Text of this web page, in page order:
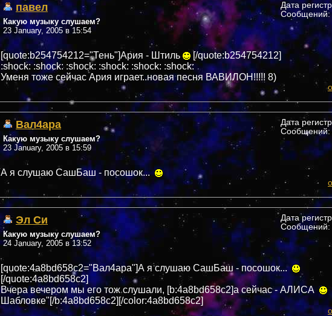
павел
Какую музыку слушаем?
23 January, 2005 в 15:54
Дата
Сообщений:
[quote:b254754212="Тень"]Ария - Штиль
[/quote:b254754212]
:shock: :shock: :shock: :shock: :shock: :shock:
Уменя тоже сейчас Ария играет..новая песня ВАВИЛОН!!!!! 8)
Вал4ара
Какую музыку слушаем?
23 January, 2005 в 15:59
Дата
Сообщений:
А я слушаю СашБаш - посошок...
Эл Си
Какую музыку слушаем?
24 January, 2005 в 13:52
Дата
Сообщений:
[quote:4a8bd658c2="Вал4ара"]А я слушаю СашБаш - посошок...
[/quote:4a8bd658c2]
Вчера вечером мы его тож слушали, [b:4a8bd658c2]а сейчас - АЛИСА
Шабловке"[/b:4a8bd658c2][/color:4a8bd658c2]